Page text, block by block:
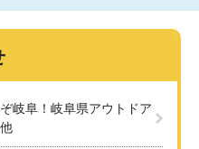
岐阜！岐阜県アウトドア